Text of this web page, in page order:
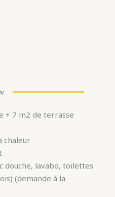
+ 7 m2 de terrasse
chaleur
douche, lavabo, toilettes
(demande à la